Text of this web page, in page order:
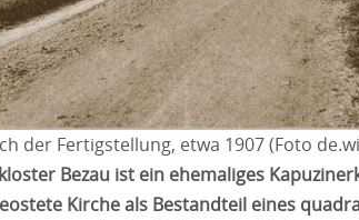
der Fertigstellung, etwa 1907 (Foto
Bezau ist ein ehemaliges
Kirche als Bestandteil eines